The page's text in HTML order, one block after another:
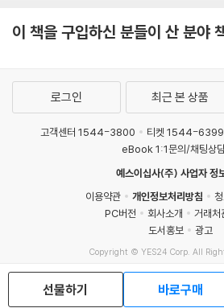
이 책을 구입하신 분들이 산 분야
선물하기 바로구매
로그인 최근 본 상품
고객센터 1544-3800 티켓 1544-6399
eBook 1:1문의/채팅상
예스이십사(주) 사업자 정
이용약관
개인정보처리방침
PC버전
회사소개
거래처
도서홍보
광고
Copyright © YES24 Corp. All